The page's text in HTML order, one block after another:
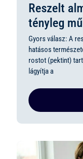
Reszelt
tényleg
Gyors válasz: A
hatásos
rostot (pektint)
lágyítja a